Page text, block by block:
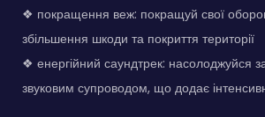
❖ покращення веж: покращуй свої
збільшення шкоди та покриття території
❖ енергійний саундтрек: насолоджуйся
звуковим супроводом, що додає